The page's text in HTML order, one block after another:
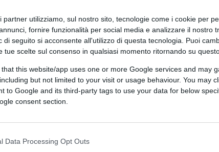
partner utilizziamo, sul nostro sito, tecnologie come i cookie per
fornire funzionalità per social media e analizzare il nostro
di seguito si acconsente all'utilizzo di questa tecnologia. Puoi
tue scelte sul consenso in qualsiasi momento ritornando su
that this website/app uses one or more Google services and may
but not limited to your visit or usage behaviour. You may
to Google and its third-party tags to use your data for below
consent section.
Data Processing Opt Outs
su Google CLICCA QUI
0:00/ --:--
e si propaga disarticolando le
regredire, spesso, i cittadini a meri